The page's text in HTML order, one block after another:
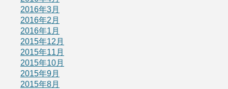
2016年3月
2016年2月
2016年1月
2015年12月
2015年11月
2015年10月
2015年9月
2015年8月